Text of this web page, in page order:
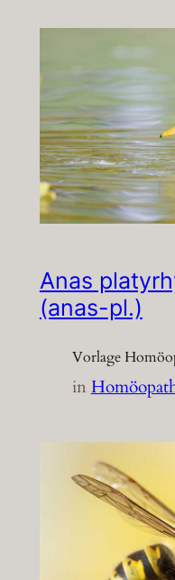
Anas
(anas-pl.)
Vorlage
in